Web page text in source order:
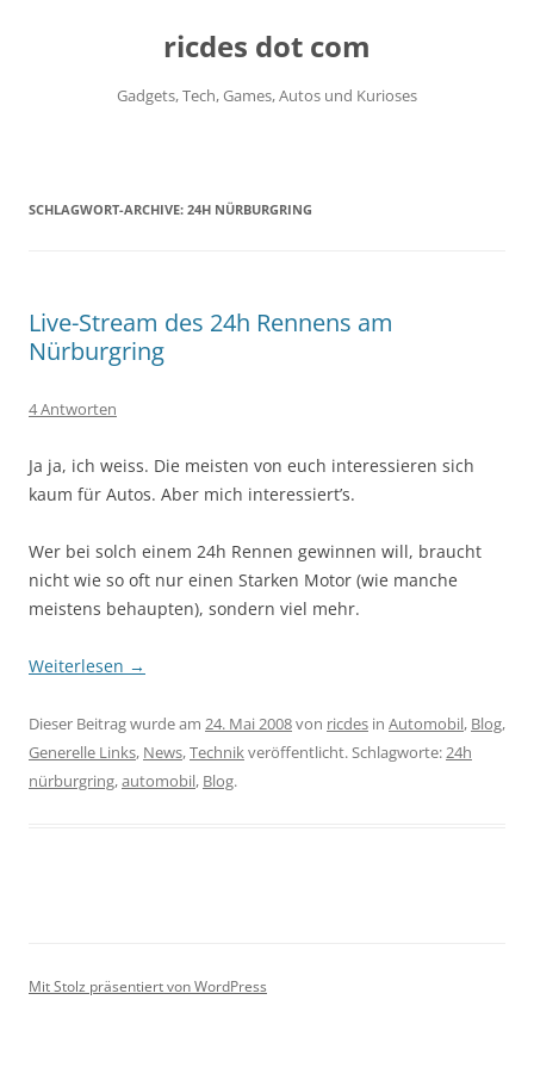
ricdes dot com
Gadgets, Tech, Games, Autos und Kurioses
SCHLAGWORT-ARCHIVE: 24H NÜRBURGRING
Live-Stream des 24h Rennens am
Nürburgring
4 Antworten
Ja ja, ich weiss. Die meisten von euch interessieren sich
kaum für Autos. Aber mich interessiert’s.
Wer bei solch einem 24h Rennen gewinnen will, braucht
nicht wie so oft nur einen Starken Motor (wie manche
meistens behaupten), sondern viel mehr.
Weiterlesen →
Dieser Beitrag wurde am 24. Mai 2008von ricdes in Automobil, Blog,
Generelle Links, News,Technikveröffentlicht. Schlagworte:24h
nürburgring,automobil, Blog.
Mit Stolz präsentiert von WordPress